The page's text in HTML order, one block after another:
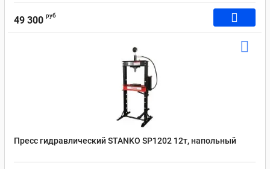
49 300 руб
Пресс гидравлический STANKO SP1202 12т, напольный